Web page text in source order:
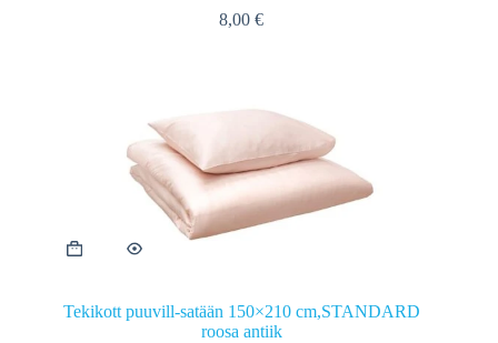
8,00€
Tekikott puuvill-satään 150×210 cm,STANDARD
roosa antiik